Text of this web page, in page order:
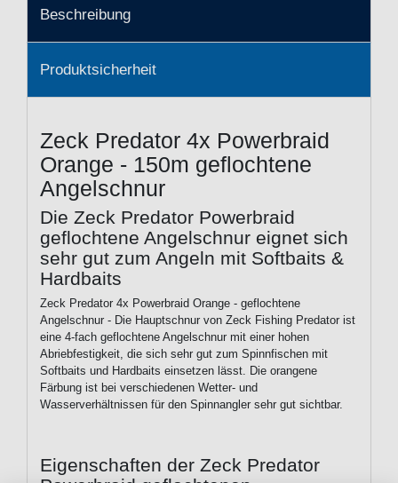
Beschreibung
Produktsicherheit
Zeck Predator 4x Powerbraid
Orange - 150m geflochtene
Angelschnur
Die Zeck Predator Powerbraid
geflochtene Angelschnur eignet sich
sehr gut zum Angeln mit Softbaits &
Hardbaits
Zeck Predator 4x Powerbraid Orange - geflochtene
Angelschnur - Die Hauptschnur von Zeck Fishing Predator ist
eine 4-fach geflochtene Angelschnur mit einer hohen
Abriebfestigkeit, die sich sehr gut zum Spinnfischen mit
Softbaits und Hardbaits einsetzen lässt. Die orangene
Färbung ist bei verschiedenen Wetter- und
Wasserverhältnissen für den Spinnangler sehr gut sichtbar.
Eigenschaften der Zeck Predator